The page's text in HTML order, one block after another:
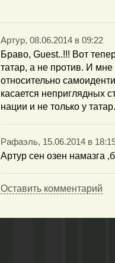
Артур, 08.06.2014 в 09:22
Браво, Guest..!!! Вот
татар, а не против. И мне
относительно
касается неприглядных
нации и не только у
Рафаэль, 15.06.2014 в
Артур сен озен намазга
Оставить комментарий